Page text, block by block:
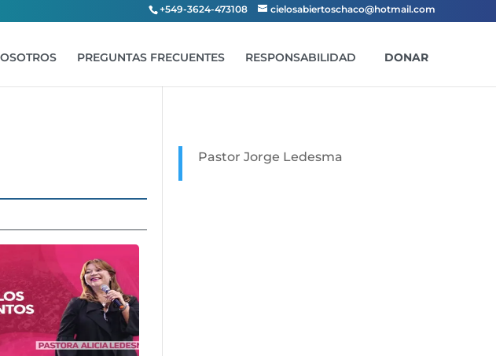
+549-3624-473108 cielosabiertoschaco@hotmail.com
PREGUNTAS FRECUENTES RESPONSABILIDAD DONAR
Pastor Jorge Ledesma